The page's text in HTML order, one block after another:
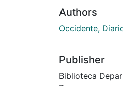
Authors
Occidente,
Publisher
Biblioteca